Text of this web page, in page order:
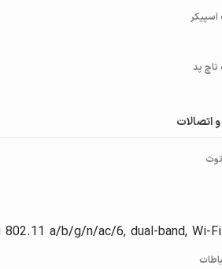
پد
اتصالات
802.11 a/b/g/n/ac/6, dual-band, Wi-